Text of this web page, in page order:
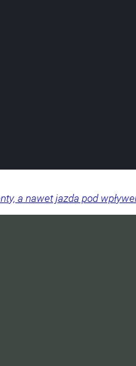
a nawet jazda pod